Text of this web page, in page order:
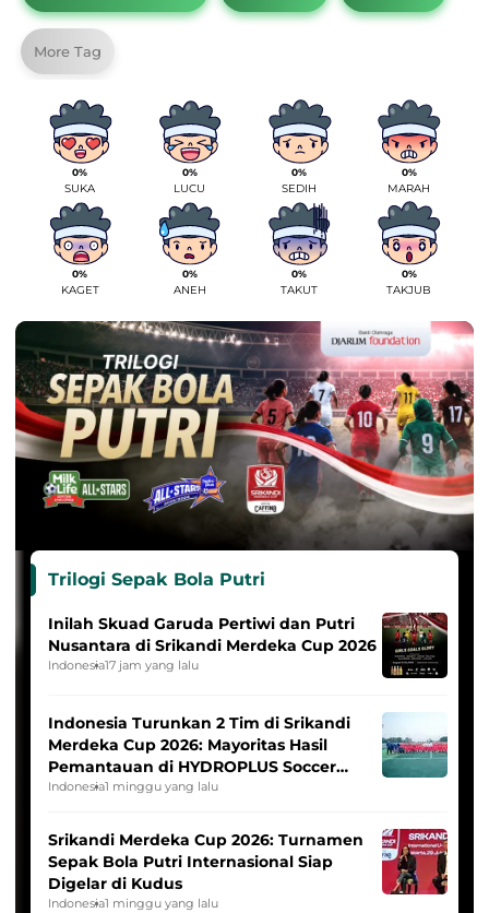
More Tag
0%
SUKA
0%
LUCU
0%
SEDIH
0%
MARAH
0%
KAGET
0%
ANEH
0%
TAKUT
0%
TAKJUB
Trilogi Sepak Bola Putri
Inilah Skuad Garuda Pertiwi dan Putri
Nusantara di Srikandi Merdeka Cup 2026
Indonesia17 jam yang lalu
Indonesia Turunkan 2 Tim di Srikandi
Merdeka Cup 2026: Mayoritas Hasil
Pemantauan di HYDROPLUS Soccer
League
Indonesia1 minggu yang lalu
Srikandi Merdeka Cup 2026: Turnamen
Sepak Bola Putri Internasional Siap
Digelar di Kudus
Indonesia1 minggu yang lalu